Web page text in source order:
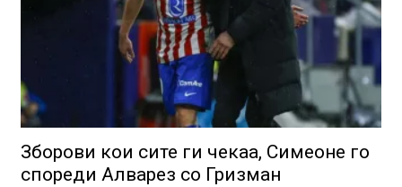
Зборови кои сите ги чекаа, Симеоне го
спореди Алварез со Гризман